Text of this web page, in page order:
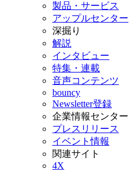
製品・サービス
アップルセンター
深掘り
解説
インタビュー
特集・連載
音声コンテンツ
bouncy
Newsletter登録
企業情報センター
プレスリリース
イベント情報
関連サイト
4X